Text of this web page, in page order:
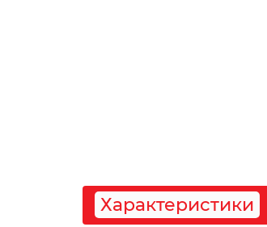
Характеристики